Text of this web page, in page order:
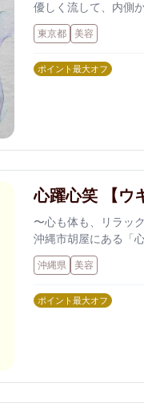
優しく流して、内側
東京都 美容
ポイント最大オフ
心躍心笑 【ウ
〜心も体も、リラッ
沖縄市胡屋にある「
く”する毎日をサポー
い施術で、子どもか
う施術で、あなたの
沖縄県 美容
ポイント最大オフ